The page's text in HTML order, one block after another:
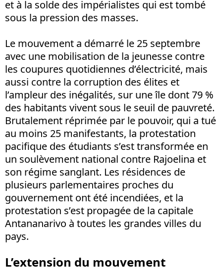
et à la solde des impérialistes qui est tombé
sous la pression des masses.
Le mouvement a démarré le 25 septembre
avec une mobilisation de la jeunesse contre
les coupures quotidiennes d’électricité, mais
aussi contre la corruption des élites et
l’ampleur des inégalités, sur une île dont 79 %
des habitants vivent sous le seuil de pauvreté.
Brutalement réprimée par le pouvoir, qui a tué
au moins 25 manifestants, la protestation
pacifique des étudiants s’est transformée en
un soulèvement national contre Rajoelina et
son régime sanglant. Les résidences de
plusieurs parlementaires proches du
gouvernement ont été incendiées, et la
protestation s’est propagée de la capitale
Antananarivo à toutes les grandes villes du
pays.
L’extension du mouvement